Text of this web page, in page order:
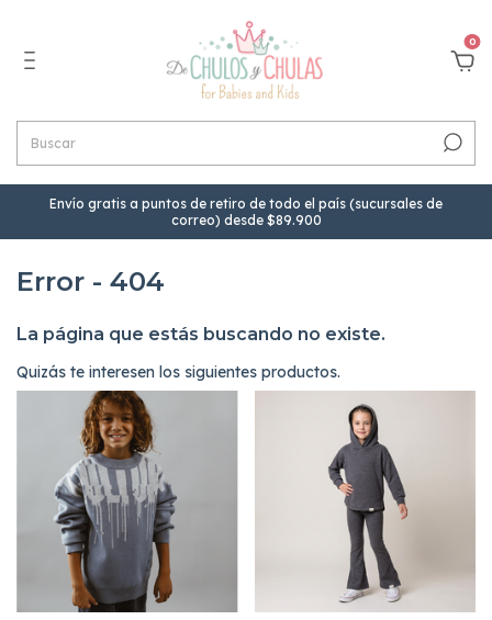
0
Envío gratis a puntos de retiro de todo el país (sucursales de
correo) desde $89.900
Error - 404
La página que estás buscando no existe.
Quizás te interesen los siguientes productos.